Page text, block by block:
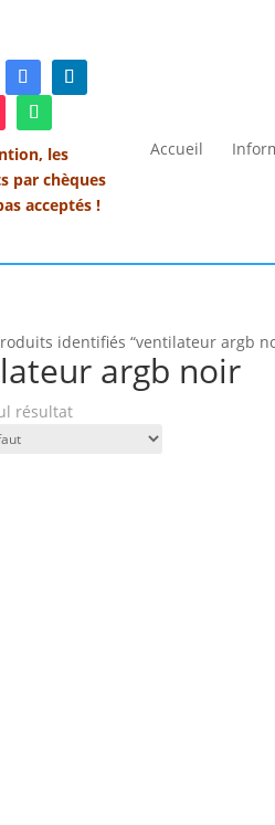
les
par chèques
acceptés !
Accueil
identifiés “ventilateur argb
argb noir
résultat